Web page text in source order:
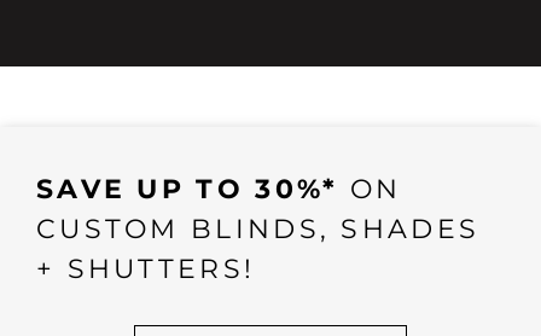
SAVE UP TO 30%* ON
CUSTOM BLINDS, SHADES
+ SHUTTERS!